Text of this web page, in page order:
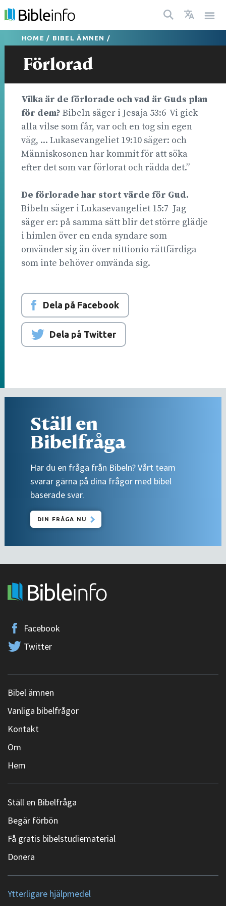
HOME / BIBEL ÄMNEN /
Förlorad
Vilka är de förlorade och vad är Guds plan
för dem? Bibeln säger i Jesaja 53:6 Vi gick
alla vilse som får, var och en tog sin egen
väg, ... Lukasevangeliet 19:10 säger: och
Människosonen har kommit för att söka
efter det som var förlorat och rädda det.”
De förlorade har stort värde för Gud.
Bibeln säger i Lukasevangeliet 15:7 Jag
säger er: på samma sätt blir det större glädje
i himlen över en enda syndare som
omvänder sig än över nittionio rättfärdiga
som inte behöver omvända sig.
Dela på Facebook
Dela på Twitter
Ställ en
Bibelfråga
Har du en fråga från Bibeln? Vårt team
svarar gärna på dina frågor med bibel
baserade svar.
DIN FRÅGA NU
Facebook
Twitter
Bibel ämnen
Vanliga bibelfrågor
Kontakt
Om
Hem
Ställ en Bibelfråga
Begär förbön
Få gratis bibelstudiematerial
Donera
Ytterligare hjälpmedel